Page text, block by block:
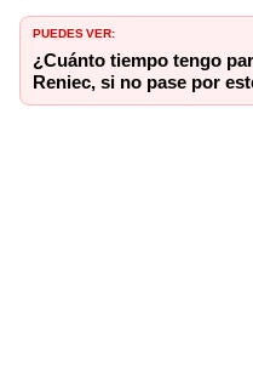
PUEDES VER:
¿Cuánto tiempo tengo
Reniec, si no pase por